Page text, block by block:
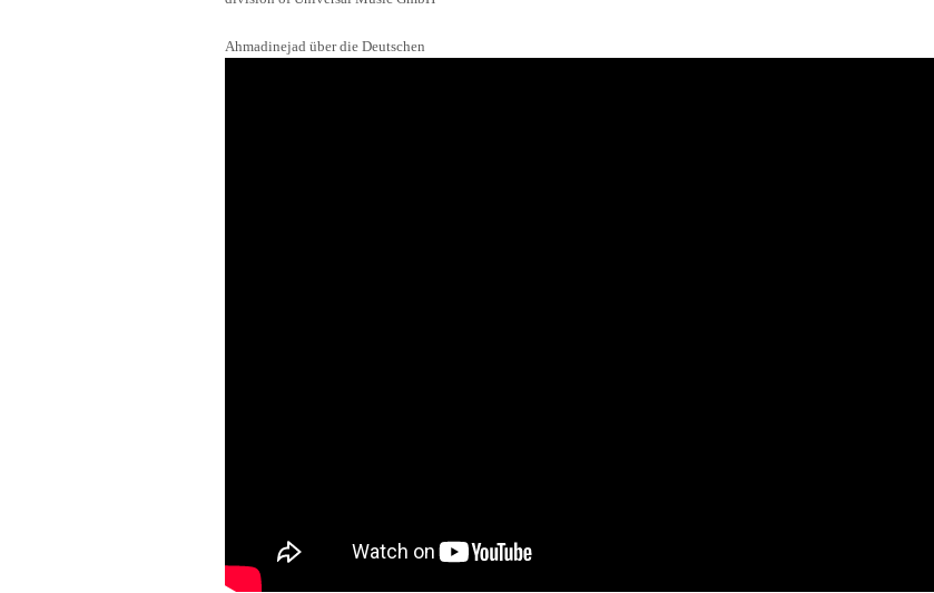
Ahmadinejad über die Deutschen